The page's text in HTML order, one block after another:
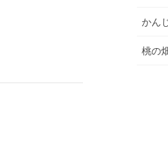
かん
桃の